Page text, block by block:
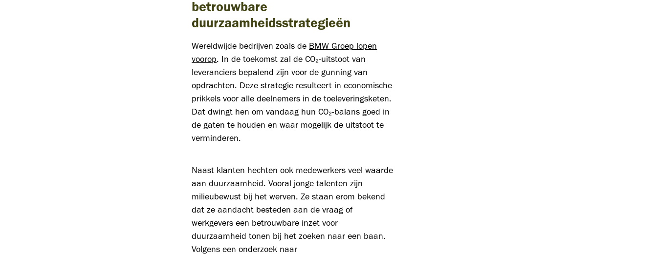
betrouwbare
duurzaamheidsstrategieën
Wereldwijde bedrijven zoals de BMW Groep lopen
voorop. In de toekomst zal de CO₂-uitstoot van
leveranciers bepalend zijn voor de gunning van
opdrachten. Deze strategie resulteert in economische
prikkels voor alle deelnemers in de toeleveringsketen.
Dat dwingt hen om vandaag hun CO₂-balans goed in
de gaten te houden en waar mogelijk de uitstoot te
verminderen.
Naast klanten hechten ook medewerkers veel waarde
aan duurzaamheid. Vooral jonge talenten zijn
milieubewust bij het werven. Ze staan ​​erom bekend
dat ze aandacht besteden aan de vraag of
werkgevers een betrouwbare inzet voor
duurzaamheid tonen bij het zoeken naar een baan.
Volgens een onderzoek naar